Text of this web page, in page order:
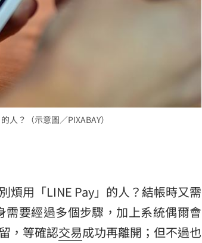
？（示意圖／PIXABAY）
煩用「LINE Pay」的人？結帳時又需
要經過多個步驟，加上系統偶爾會
，等確認交易成功再離開；但不過也